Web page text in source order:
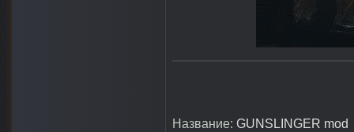
Название: GUNSLINGER mod